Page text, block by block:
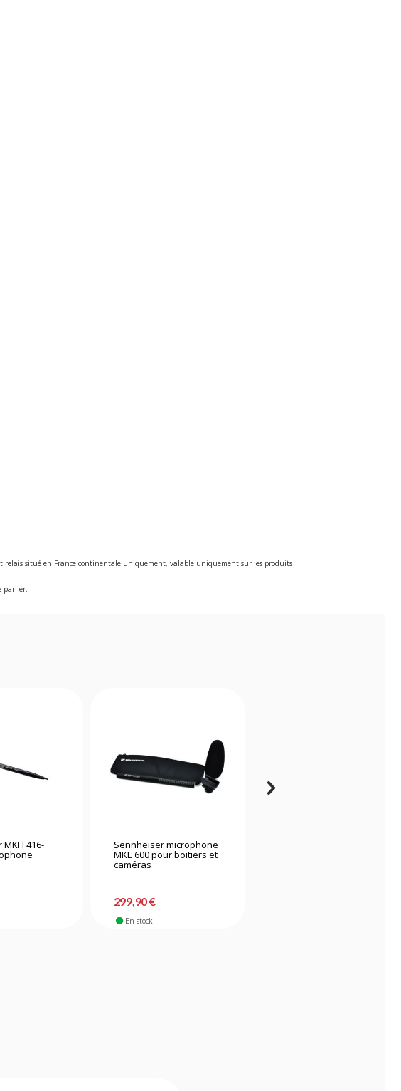
situé en France continentale uniquement, valable uniquement sur les produits
panier.
416- Sennheiser microphone
MKE 600 pour boitiers et
caméras
299,90 €
En stock